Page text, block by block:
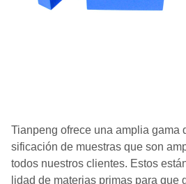
Tianpeng ofrece una amplia gama
sificación de muestras que son
todos nuestros clientes. Estos
lidad de materias primas para que